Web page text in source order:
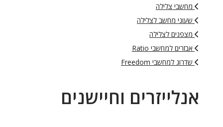
מחשבי צלילה
שעוני מחשב לצלילה
מצפנים לצלילה
אבזרים למחשבי Ratio
שדרוג למחשבי Freedom
אנלייזרים וחיישנים